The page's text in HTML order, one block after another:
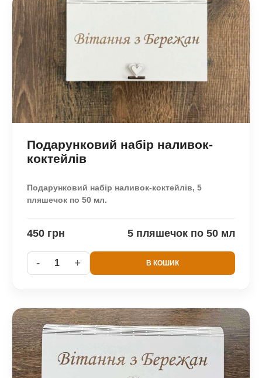
Подарунковий набір наливок-
коктейлів
Подарунковий набір наливок-коктейлів, 5
пляшечок по 50 мл.
450 грн 5 пляшечок по 50 мл
- 1 + В КОШИК